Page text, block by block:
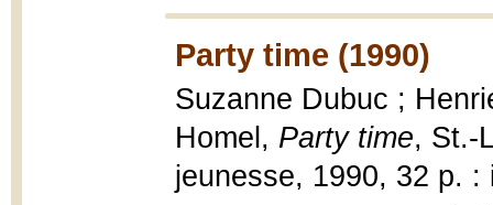
Party time (1990)
Suzanne Dubuc ;
Homel, Party time, St.-
jeunesse, 1990, 32 p.